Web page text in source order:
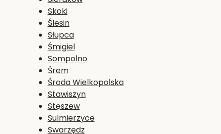
Skoki
Ślesin
Słupca
Śmigiel
Sompolno
Śrem
Środa Wielkopolska
Stawiszyn
Stęszew
Sulmierzyce
Swarzędz